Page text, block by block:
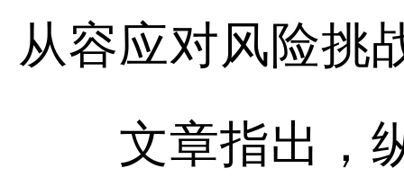
从容应对风险挑
文章指出，纵